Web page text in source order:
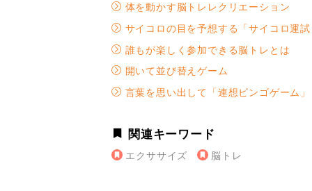
体を動かす脳トレレクリエーション
サイコロの目を予想する「サイコロ運
誰もが楽しく参加できる脳トレとは
開いて並び替えゲーム
言葉を思い出して「連想ビンゴゲーム」
関連キーワード
エクササイズ 脳トレ